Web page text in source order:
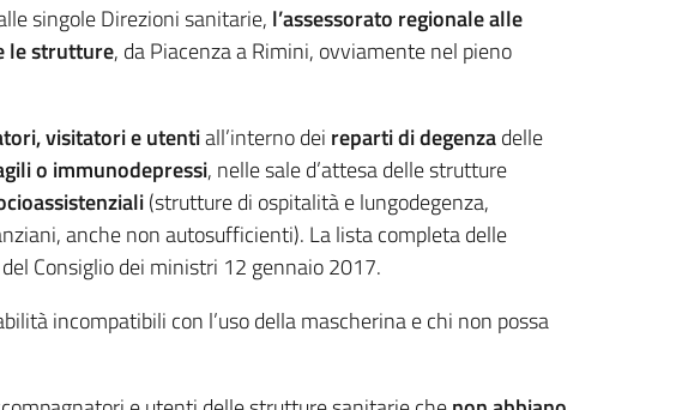
singole Direzioni sanitarie, l’assessorato regionale alle
le strutture, da Piacenza a Rimini, ovviamente nel pieno
visitatori e utentiall’interno dei reparti di degenzadelle
o immunodepressi, nelle sale d’attesa delle strutture
(strutture di ospitalità e lungodegenza,
anche non autosufficienti). La lista completa delle
Consiglio dei ministri 12 gennaio 2017.
incompatibili con l’uso della mascherina e chi non possa